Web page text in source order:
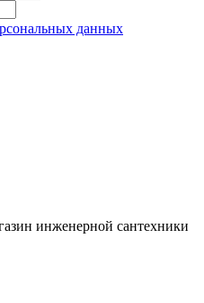
данных
инженерной сантехники